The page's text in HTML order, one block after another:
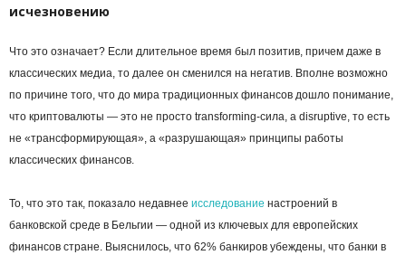
исчезновению
Что это означает? Если длительное время был позитив, причем даже в
классических медиа, то далее он сменился на негатив. Вполне возможно
по причине того, что до мира традиционных финансов дошло понимание,
что криптовалюты — это не просто transforming-сила, а disruptive, то есть
не «трансформирующая», а «разрушающая» принципы работы
классических финансов.
То, что это так, показало недавнее исследование настроений в
банковской среде в Бельгии — одной из ключевых для европейских
финансов стране. Выяснилось, что 62% банкиров убеждены, что банки в